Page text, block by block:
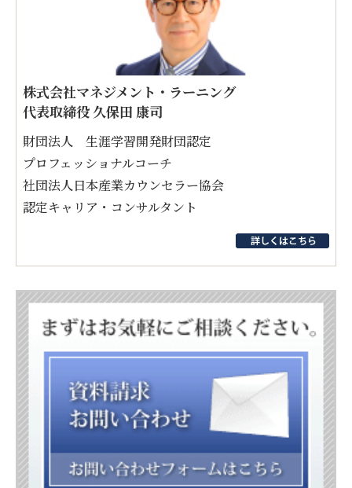
株式会社マネジメント・ラーニング
代表取締役 久保田 康司
財団法人 生涯学習開発財団認定
プロフェッショナルコーチ
社団法人日本産業カウンセラー協会
認定キャリア・コンサルタント